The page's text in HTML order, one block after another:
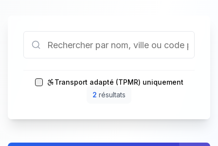
Transport adapté (TPMR) uniquement
2 résultats